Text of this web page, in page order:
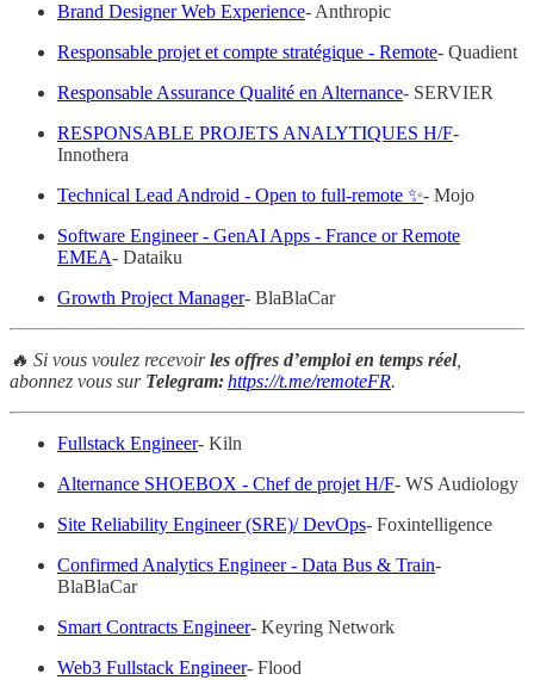
Brand Designer Web Experience- Anthropic
Responsable projet et compte stratégique - Remote- Quadient
Responsable Assurance Qualité en Alternance- SERVIER
RESPONSABLE PROJETS ANALYTIQUES H/F-
Innothera
Technical Lead Android - Open to full-remote ✨- Mojo
Software Engineer - GenAI Apps - France or Remote
EMEA- Dataiku
Growth Project Manager- BlaBlaCar
🔥 Si vous voulez recevoirles offres d’emploi en temps réel,
abonnez vous surTelegram:https://t.me/remoteFR.
Fullstack Engineer- Kiln
Alternance SHOEBOX - Chef de projet H/F- WS Audiology
Site Reliability Engineer (SRE)/ DevOps- Foxintelligence
Confirmed Analytics Engineer - Data Bus & Train-
BlaBlaCar
Smart Contracts Engineer- Keyring Network
Web3 Fullstack Engineer- Flood